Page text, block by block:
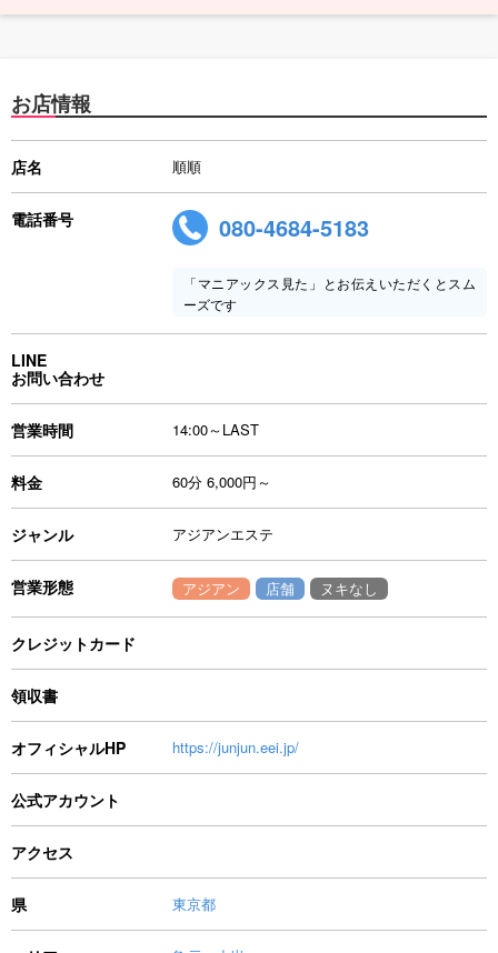
お店情報
店名 順順
電話番号 080-4684-5183
「マニアックス見た」とお伝えいただくとスム
ーズです
LINE
お問い合わせ
営業時間 14:00～LAST
料金 60分 6,000円～
ジャンル アジアンエステ
営業形態 アジアン 店舗 ヌキなし
クレジットカード
領収書
オフィシャルHP https://junjun.eei.jp/
公式アカウント
アクセス
県 東京都